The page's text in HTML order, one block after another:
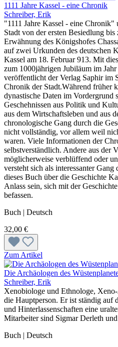
1111 Jahre Kassel - eine Chronik
Schreiber, Erik
"1111 Jahre Kassel - eine
Stadt von der ersten Besiedlung
Erwähnung des Königshofes
auf zwei Urkunden des deutschen
Kassel am 18. Februar 913. Mit
zum 1000jährigen Jubiläum im
veröffentlicht der Verlag Saphir im
Chronik der Stadt.Während früher
dynastische Daten im Vordergrund
Geschehnissen aus Politik und
aus dem Wirtschaftsleben und aus
chronologische Gang durch die
nicht vollständig, vor allem weil
waren. Viele Informationen der
selbstverständlich. Andere aus der
möglicherweise verblüffend oder
versteht sich als interessanter
dieses Buch über die Geschichte
Anlass sein, sich mit der
befassen.
Buch | Deutsch
32,00 €
Zum Artikel
Die Archäologen des
Schreiber, Erik
Xenobiologe und Ethnologe,
die Hauptperson. Er ist ständig auf
und Hinterlassenschaften eine
Mitarbeiter sind Sigmar Derleth
Buch | Deutsch